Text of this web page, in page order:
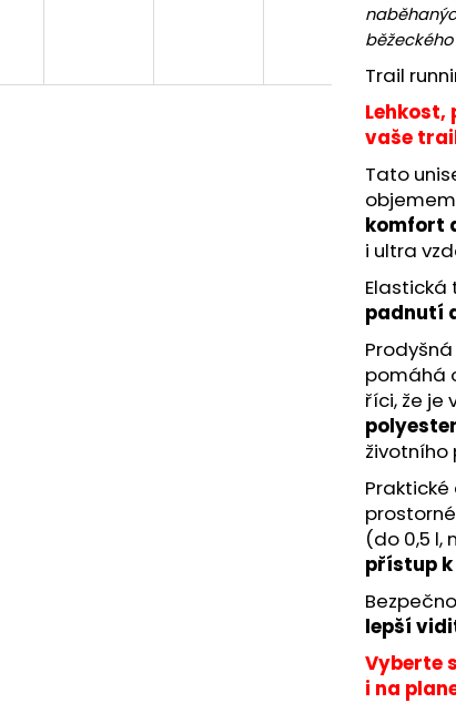
Trail
vaše
Tato
komfort
i ultra
Elastická
padnutí
pomáhá
říci, že je
životního
(do 0,5 l,
přístup
lepší
Vyberte
i na
BĚŽECKÁ OBUV
3 769 Kč